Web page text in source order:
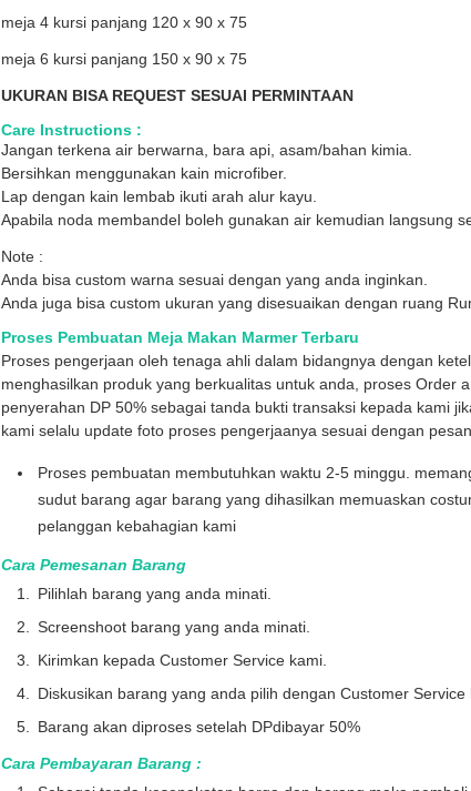
meja 4 kursi panjang 120 x 90 x 75
meja 6 kursi panjang 150 x 90 x 75
UKURAN BISA REQUEST SESUAI PERMINTAAN
Care Instructions :
Jangan terkena air berwarna, bara api, asam/bahan kimia.
Bersihkan menggunakan kain microfiber.
Lap dengan kain lembab ikuti arah alur kayu.
Apabila noda membandel boleh gunakan air kemudian langsung
Note :
Anda bisa custom warna sesuai dengan yang anda inginkan.
Anda juga bisa custom ukuran yang disesuaikan dengan ruang
Proses Pembuatan Meja Makan Marmer Terbaru
Proses pengerjaan oleh tenaga ahli dalam bidangnya dengan
menghasilkan produk yang berkualitas untuk anda, proses Order
penyerahan DP 50% sebagai tanda bukti transaksi kepada kami
kami selalu update foto proses pengerjaanya sesuai dengan
Proses pembuatan membutuhkan waktu 2-5 minggu.
sudut barang agar barang yang dihasilkan memuaskan
pelanggan kebahagian kami
Cara Pemesanan Barang
Pilihlah barang yang anda minati.
Screenshoot barang yang anda minati.
Kirimkan kepada Customer Service kami.
Diskusikan barang yang anda pilih dengan Customer Service
Barang akan diproses setelah DPdibayar 50%
Cara Pembayaran Barang :